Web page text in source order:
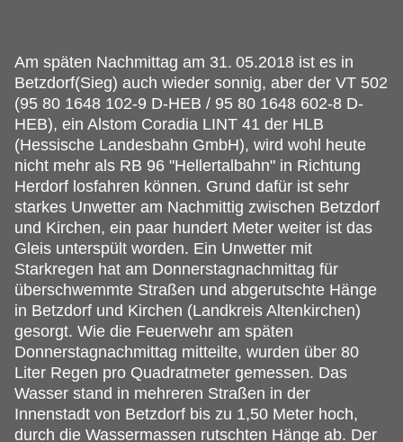
Am späten Nachmittag am 31. 05.2018 ist es in
Betzdorf(Sieg) auch wieder sonnig, aber der VT 502
(95 80 1648 102-9 D-HEB / 95 80 1648 602-8 D-
HEB), ein Alstom Coradia LINT 41 der HLB
(Hessische Landesbahn GmbH), wird wohl heute
nicht mehr als RB 96 "Hellertalbahn" in Richtung
Herdorf losfahren können. Grund dafür ist sehr
starkes Unwetter am Nachmittig zwischen Betzdorf
und Kirchen, ein paar hundert Meter weiter ist das
Gleis unterspült worden. Ein Unwetter mit
Starkregen hat am Donnerstagnachmittag für
überschwemmte Straßen und abgerutschte Hänge
in Betzdorf und Kirchen (Landkreis Altenkirchen)
gesorgt. Wie die Feuerwehr am späten
Donnerstagnachmittag mitteilte, wurden über 80
Liter Regen pro Quadratmeter gemessen. Das
Wasser stand in mehreren Straßen in der
Innenstadt von Betzdorf bis zu 1,50 Meter hoch,
durch die Wassermassen rutschten Hänge ab. Der